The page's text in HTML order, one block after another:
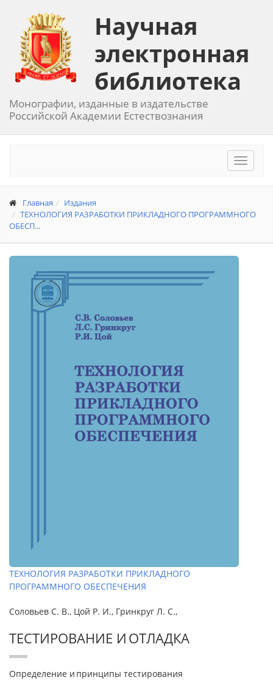
Научная
электронная
библиотека
Монографии, изданные в издательстве
Российской Академии Естествознания
Toggle
Главная
Издания
ТЕХНОЛОГИЯ РАЗРАБОТКИ ПРИКЛАДНОГО ПРОГРАММНОГО
ОБЕСП...
ТЕХНОЛОГИЯ РАЗРАБОТКИ ПРИКЛАДНОГО
ПРОГРАММНОГО ОБЕСПЕЧЕНИЯ
Соловьев С. В., Цой Р. И., Гринкруг Л. С.,
ТЕСТИРОВАНИЕ И ОТЛАДКА
Определение и принципы тестирования